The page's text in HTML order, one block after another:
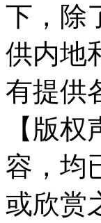
下，除
供内地
有提供
【版
容，均
或欣赏